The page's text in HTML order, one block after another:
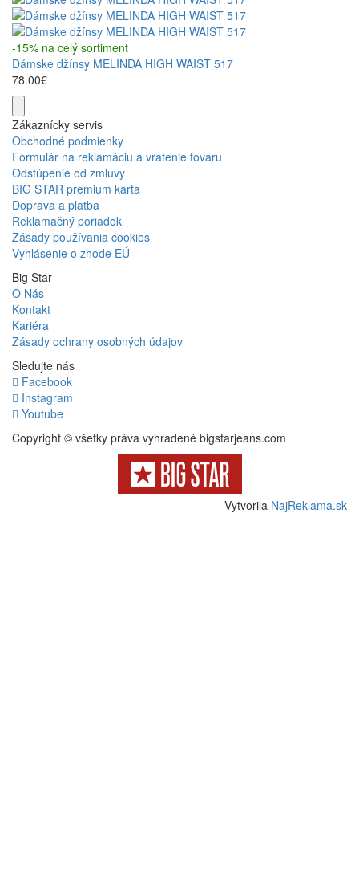
-15% na celý sortiment
Dámske džínsy MELINDA HIGH WAIST 517
78.00€
Zákaznícky servis
Obchodné podmienky
Formulár na reklamáciu a vrátenie tovaru
Odstúpenie od zmluvy
BIG STAR premium karta
Doprava a platba
Reklamačný poriadok
Zásady používania cookies
Vyhlásenie o zhode EÚ
Big Star
O Nás
Kontakt
Kariéra
Zásady ochrany osobných údajov
Sledujte nás
Facebook
Instagram
Youtube
Copyright © všetky práva vyhradené bigstarjeans.com
Vytvorila NajReklama.sk